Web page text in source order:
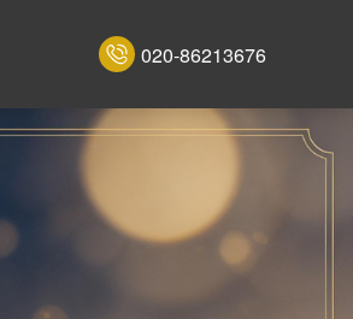
020-86213676